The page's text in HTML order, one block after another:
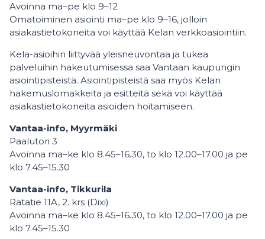
Avoinna ma–pe klo 9–12
Omatoiminen asiointi ma–pe klo 9–16, jolloin
asiakastietokoneita voi käyttää Kelan verkkoasiointiin.
Kela-asioihin liittyvää yleisneuvontaa ja tukea
palveluihin hakeutumisessa saa Vantaan kaupungin
asiointipisteistä. Asiointipisteistä saa myös Kelan
hakemuslomakkeita ja esitteitä sekä voi käyttää
asiakastietokoneita asioiden hoitamiseen.
Vantaa-info, Myyrmäki
Paalutori 3
Avoinna ma–ke klo 8.45–16.30, to klo 12.00–17.00 ja pe
klo 7.45–15.30
Vantaa-info, Tikkurila
Ratatie 11A, 2. krs (Dixi)
Avoinna ma–ke klo 8.45–16.30, to klo 12.00–17.00 ja pe
klo 7.45–15.30